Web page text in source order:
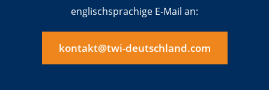
englischsprachige E-Mail an:
kontakt@twi-deutschland.com